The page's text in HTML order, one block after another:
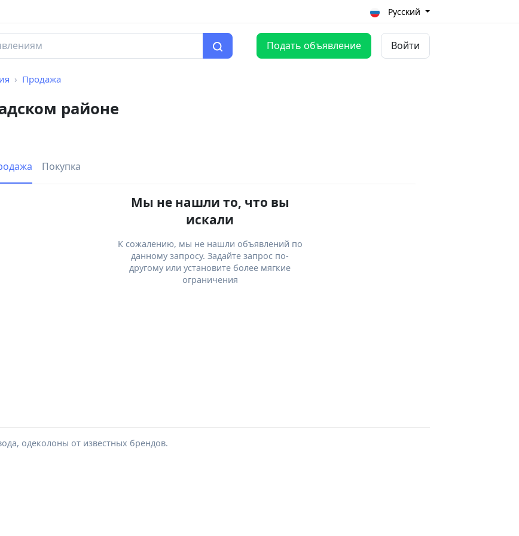
Русский
Подать объявление Войти
Продажа
районе
Покупка
Мы не нашли то, что вы
искали
К сожалению, мы не нашли объявлений по
данному запросу. Задайте запрос по-
другому или установите более мягкие
ограничения
одеколоны от известных брендов.